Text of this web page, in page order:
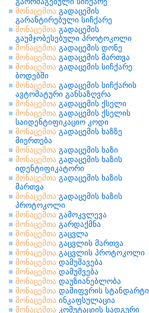
მონაცემთა გადაცემის
გარანტირებული სიჩქარე
მონაცემთა გადაცემის
გაუმჯობესებული პროტოკოლი
მონაცემთა გადაცემის დონე
მონაცემთა გადაცემის მართვა
მონაცემთა გადაცემის სიჩქარე
ბოდებში
მონაცემთა გადაცემის სიჩქარის
ავტომატური განსაზღვრა
მონაცემთა გადაცემის ქსელი
მონაცემთა გადაცემის ქსელის
საიდენტიფიკაციო კოდი
მონაცემთა გადაცემის ხაზზე
მიერთება
მონაცემთა გადაცემის ხაზი
მონაცემთა გადაცემის ხაზის
იდენტიფიკატორი
მონაცემთა გადაცემის ხაზის
მართვა
მონაცემთა გადაცემის ხაზის
პროტოკოლი
მონაცემთა გამოკვლევა
მონაცემთა გარდაქმნა
მონაცემთა გაცვლა
მონაცემთა გაცვლის მართვა
მონაცემთა გაცვლის პროტოკოლი
მონაცემთა დამუშავება
მონაცემთა დამუშვება
მონაცემთა დაუზიანებლობა
მონაცემთა დაშიფვრის სტანდარტი
მონაცემთა ინკაფსულაცია
მონაცემთა კომუტაციის სადგური